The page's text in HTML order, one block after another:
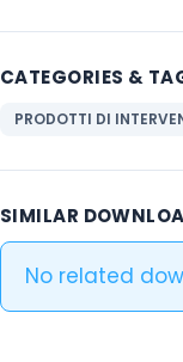
CATEGORIES &
PRODOTTI DI
SIMILAR
No related